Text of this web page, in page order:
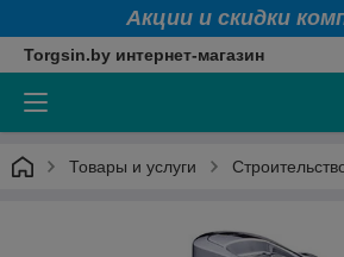
Акции и скидки
Torgsin.by интернет-магазин
Товары и услуги